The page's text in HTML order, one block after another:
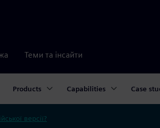
Теми та інсайти
Products Capabilities Case
версії?